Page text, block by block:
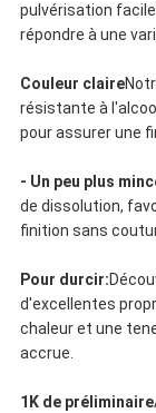
pulvérisation
répondre à une
Couleur claire
résistante à
pour assurer une
- Un peu plus
de dissolution,
finition sans
Pour durcir:
d'excellentes
chaleur et une
accrue.
1K de préliminaire